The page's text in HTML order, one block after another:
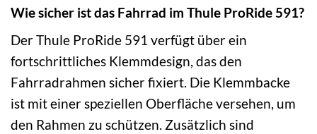
Wie sicher ist das Fahrrad im Thule ProRide 591?
Der Thule ProRide 591 verfügt über ein
fortschrittliches Klemmdesign, das den
Fahrradrahmen sicher fixiert. Die Klemmbacke
ist mit einer speziellen Oberfläche versehen, um
den Rahmen zu schützen. Zusätzlich sind